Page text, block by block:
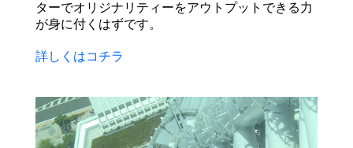
ターでオリジナリティーをアウトプットできる力
が身に付くはずです。
詳しくはコチラ